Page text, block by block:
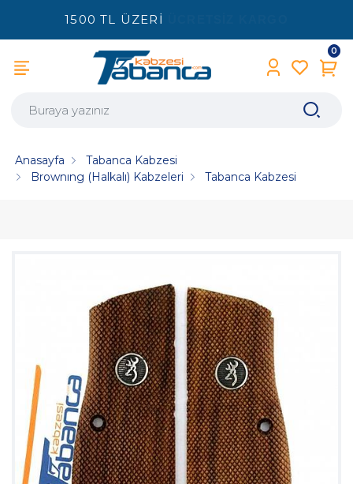
1500 TL ÜZERİ
0
Anasayfa
Tabanca Kabzesi
Brownıng (Halkalı) Kabzeleri
Tabanca Kabzesi